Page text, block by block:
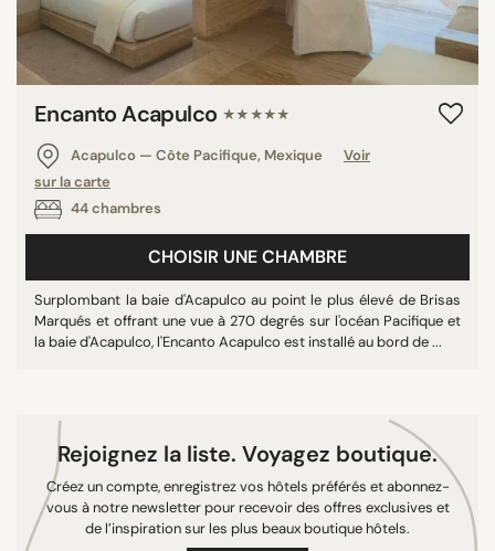
8/10
9/10
10/10
PAYS
Émirats Arabes Unis
Mexique
Maroc
France
Grèce
Royaume-Uni
États-Unis
Italie
Encanto Acapulco ★★★★★
Acapulco — Côte Pacifique, Mexique
Voir
sur la carte
44 chambres
CHOISIR UNE CHAMBRE
Surplombant la baie d'Acapulco au point le plus élevé de Brisas
Marqués et offrant une vue à 270 degrés sur l'océan Pacifique et
la baie d'Acapulco, l'Encanto Acapulco est installé au bord de ...
Rejoignez la liste. Voyagez boutique.
Créez un compte, enregistrez vos hôtels préférés et abonnez-
vous à notre newsletter pour recevoir des offres exclusives et
de l’inspiration sur les plus beaux boutique hôtels.